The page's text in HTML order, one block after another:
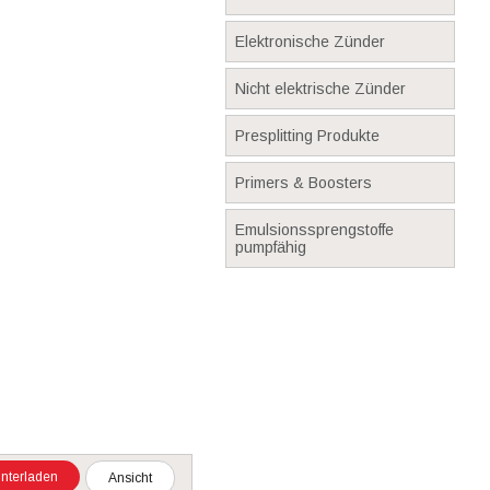
Elektronische Zünder
Nicht elektrische Zünder
Presplitting Produkte
Primers & Boosters
Emulsionssprengstoffe
pumpfähig
Ansicht